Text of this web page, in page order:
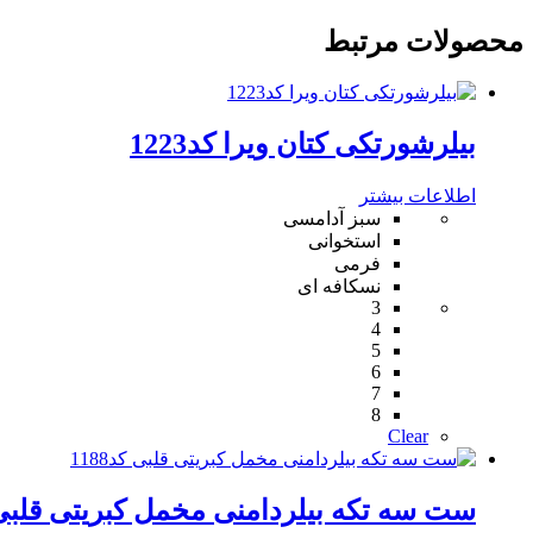
محصولات مرتبط
بیلرشورتکی کتان ویرا کد1223
اطلاعات بیشتر
سبز آدامسی
استخوانی
فرمی
نسکافه ای
3
4
5
6
7
8
Clear
ست سه تکه بیلردامنی مخمل کبریتی قلبی